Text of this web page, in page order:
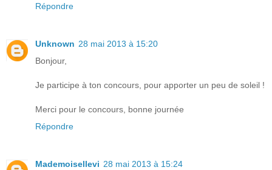
Répondre
Unknown 28 mai 2013 à 15:20
Bonjour,
Je participe à ton concours, pour apporter un peu de soleil !
Merci pour le concours, bonne journée
Répondre
Mademoisellevi 28 mai 2013 à 15:24